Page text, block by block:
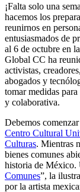
¡Falta solo una
hacemos los
reunirnos en
entusiasmados de
al 6 de octubre en
Global CC ha
activistas,
abogados y
tomar medidas
y colaborativa.
Debemos
Centro Cultural
Culturas. Mientras
bienes comunes
historia de México.
Comunes”, la
por la artista